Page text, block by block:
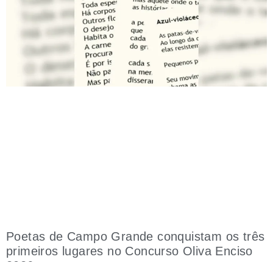
Poetas de Campo Grande conquistam os três
primeiros lugares no Concurso Oliva Enciso